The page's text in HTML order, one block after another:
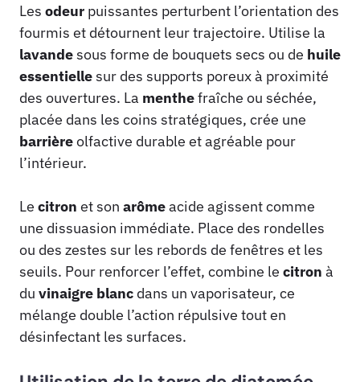
Les odeur puissantes perturbent l’orientation des
fourmis et détournent leur trajectoire. Utilise la
lavandesous forme de bouquets secs ou de huile
essentiellesur des supports poreux à proximité
des ouvertures. La menthefraîche ou séchée,
placée dans les coins stratégiques, crée une
barrièreolfactive durable et agréable pour
l’intérieur.
Le citron et son arômeacide agissent comme
une dissuasion immédiate. Place des rondelles
ou des zestes sur les rebords de fenêtres et les
seuils. Pour renforcer l’effet, combine le citron à
du vinaigre blanc dans un vaporisateur, ce
mélange double l’action répulsive tout en
désinfectant les surfaces.